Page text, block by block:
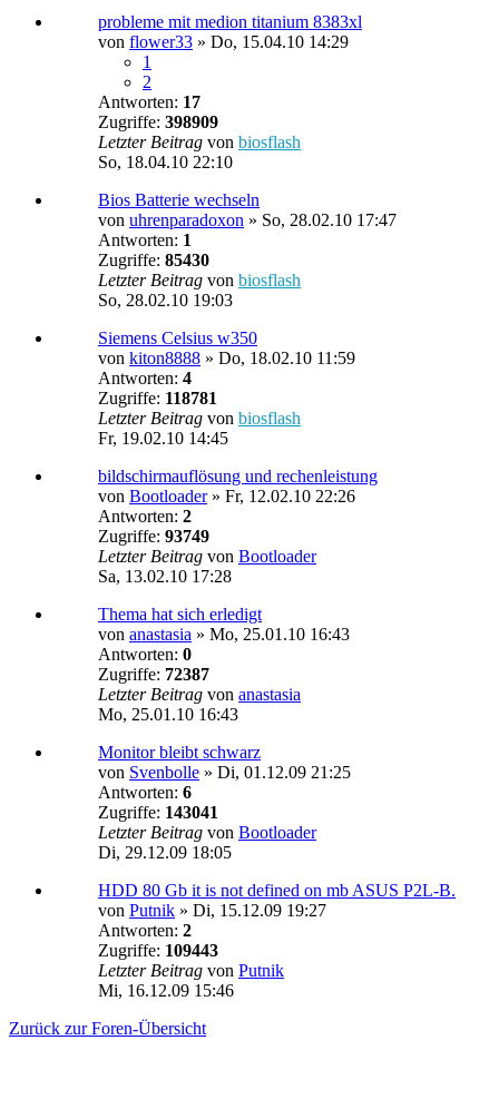
probleme mit medion titanium 8383xl
von flower33 » Do, 15.04.10 14:29
1
2
Antworten: 17
Zugriffe: 398909
Letzter Beitrag von biosflash
So, 18.04.10 22:10
Bios Batterie wechseln
von uhrenparadoxon » So, 28.02.10 17:47
Antworten: 1
Zugriffe: 85430
Letzter Beitrag von biosflash
So, 28.02.10 19:03
Siemens Celsius w350
von kiton8888 » Do, 18.02.10 11:59
Antworten: 4
Zugriffe: 118781
Letzter Beitrag von biosflash
Fr, 19.02.10 14:45
bildschirmauflösung und rechenleistung
von Bootloader» Fr, 12.02.10 22:26
Antworten: 2
Zugriffe: 93749
Letzter Beitrag von Bootloader
Sa, 13.02.10 17:28
Thema hat sich erledigt
von anastasia » Mo, 25.01.10 16:43
Antworten: 0
Zugriffe: 72387
Letzter Beitrag von anastasia
Mo, 25.01.10 16:43
Monitor bleibt schwarz
von Svenbolle » Di, 01.12.09 21:25
Antworten: 6
Zugriffe: 143041
Letzter Beitrag von Bootloader
Di, 29.12.09 18:05
HDD 80 Gb it is not defined on mb ASUS P2L-B.
von Putnik » Di, 15.12.09 19:27
Antworten: 2
Zugriffe: 109443
Letzter Beitrag von Putnik
Mi, 16.12.09 15:46
Zurück zur Foren-Übersicht